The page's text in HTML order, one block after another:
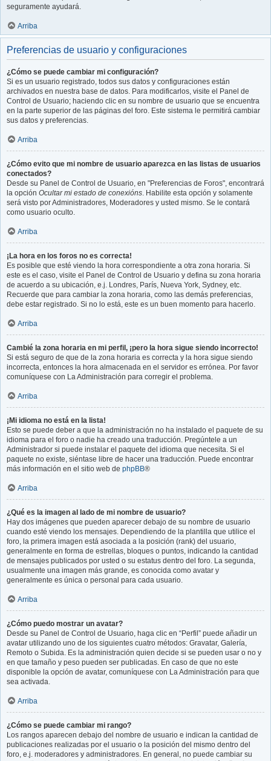
seguramente ayudará.
Arriba
Preferencias de usuario y configuraciones
¿Cómo se puede cambiar mi configuración?
Si es un usuario registrado, todos sus datos y configuraciones están
archivados en nuestra base de datos. Para modificarlos, visite el Panel de
Control de Usuario; haciendo clic en su nombre de usuario que se encuentra
en la parte superior de las páginas del foro. Este sistema le permitirá cambiar
sus datos y preferencias.
Arriba
¿Cómo evito que mi nombre de usuario aparezca en las listas de usuarios
conectados?
Desde su Panel de Control de Usuario, en "Preferencias de Foros", encontrará
la opción Ocultar mi estado de conexións. Habilite esta opción y solamente
será visto por Administradores, Moderadores y usted mismo. Se le contará
como usuario oculto.
Arriba
¡La hora en los foros no es correcta!
Es posible que esté viendo la hora correspondiente a otra zona horaria. Si
este es el caso, visite el Panel de Control de Usuario y defina su zona horaria
de acuerdo a su ubicación, e.j. Londres, París, Nueva York, Sydney, etc.
Recuerde que para cambiar la zona horaria, como las demás preferencias,
debe estar registrado. Si no lo está, este es un buen momento para hacerlo.
Arriba
Cambié la zona horaria en mi perfil, ¡pero la hora sigue siendo incorrecto!
Si está seguro de que de la zona horaria es correcta y la hora sigue siendo
incorrecta, entonces la hora almacenada en el servidor es errónea. Por favor
comuníquese con La Administración para corregir el problema.
Arriba
¡Mi idioma no está en la lista!
Esto se puede deber a que la administración no ha instalado el paquete de su
idioma para el foro o nadie ha creado una traducción. Pregúntele a un
Administrador si puede instalar el paquete del idioma que necesita. Si el
paquete no existe, siéntase libre de hacer una traducción. Puede encontrar
más información en el sitio web de phpBB®
Arriba
¿Qué es la imagen al lado de mi nombre de usuario?
Hay dos imágenes que pueden aparecer debajo de su nombre de usuario
cuando esté viendo los mensajes. Dependiendo de la plantilla que utilice el
foro, la primera imagen está asociada a la posición (rank) del usuario,
generalmente en forma de estrellas, bloques o puntos, indicando la cantidad
de mensajes publicados por usted o su estatus dentro del foro. La segunda,
usualmente una imagen más grande, es conocida como avatar y
generalmente es única o personal para cada usuario.
Arriba
¿Cómo puedo mostrar un avatar?
Desde su Panel de Control de Usuario, haga clic en “Perfil” puede añadir un
avatar utilizando uno de los siguientes cuatro métodos: Gravatar, Galería,
Remoto o Subida. Es la administración quien decide si se pueden usar o no y
en que tamaño y peso pueden ser publicadas. En caso de que no este
disponible la opción de avatar, comuníquese con La Administración para que
sea activada.
Arriba
¿Cómo se puede cambiar mi rango?
Los rangos aparecen debajo del nombre de usuario e indican la cantidad de
publicaciones realizadas por el usuario o la posición del mismo dentro del
foro, e.j. moderadores y administradores. En general, no puede cambiar su